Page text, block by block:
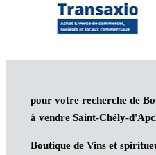
pour votre recherche de
à vendre Saint-Chély-
Boutique de Vins et